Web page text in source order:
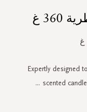
غ
Expertly designed
scented
...